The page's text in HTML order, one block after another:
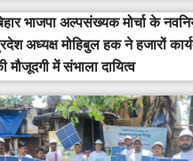
भाजपा अल्पसंख्यक मोर्चा के
अध्यक्ष मोहिबुल हक ने हजारों
मौजूदगी में संभाला दायित्व